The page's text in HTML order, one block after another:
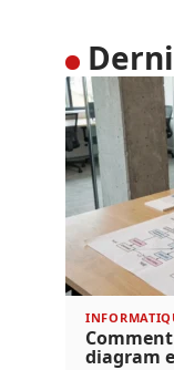
diagram